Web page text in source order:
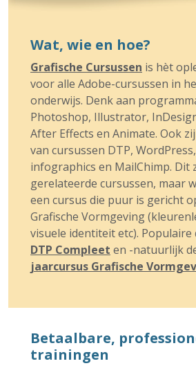
Wat, wie en hoe?
Grafische Cursussen is hèt
voor alle Adobe-cursussen in
onderwijs. Denk aan
Photoshop, Illustrator,
After Effects en Animate. Ook
van cursussen DTP,
infographics en MailChimp.
gerelateerde cursussen, maar
een cursus die puur is gericht
Grafische Vormgeving
visuele identiteit etc). Populaire
DTP Compleet en -natuurlijk
jaarcursus Grafische
Betaalbare,
trainingen